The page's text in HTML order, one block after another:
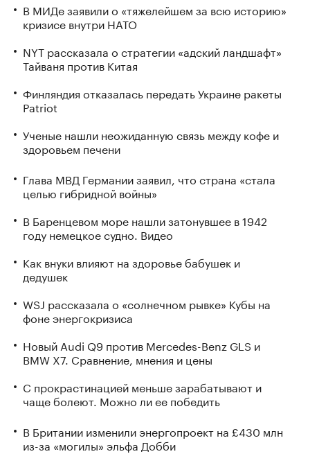
В МИДе заявили о «тяжелейшем за всю историю»
кризисе внутри НАТО
NYT рассказала о стратегии «адский ландшафт»
Тайваня против Китая
Финляндия отказалась передать Украине ракеты
Patriot
Ученые нашли неожиданную связь между кофе и
здоровьем печени
Глава МВД Германии заявил, что страна «стала
целью гибридной войны»
В Баренцевом море нашли затонувшее в 1942
году немецкое судно. Видео
Как внуки влияют на здоровье бабушек и
дедушек
WSJ рассказала о «солнечном рывке» Кубы на
фоне энергокризиса
Новый Audi Q9 против Mercedes-Benz GLS и
BMW X7. Сравнение, мнения и цены
С прокрастинацией меньше зарабатывают и
чаще болеют. Можно ли ее победить
В Британии изменили энергопроект на £430 млн
из-за «могилы» эльфа Добби